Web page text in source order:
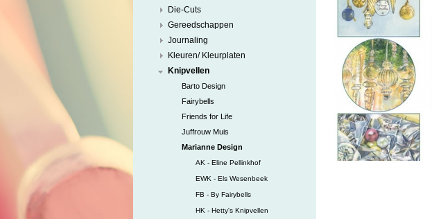
Die-Cuts
Gereedschappen
Journaling
Kleuren/ Kleurplaten
Knipvellen
Barto Design
Fairybells
Friends for Life
Juffrouw Muis
Marianne Design
AK - Eline Pellinkhof
EWK - Els Wesenbeek
FB - By Fairybells
HK - Hetty's Knipvellen